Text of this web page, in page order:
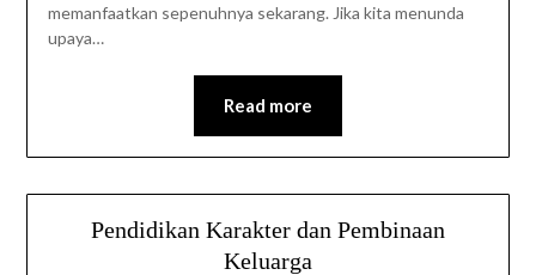
memanfaatkan sepenuhnya sekarang. Jika kita menunda
upaya…
Read more
Pendidikan Karakter dan Pembinaan
Keluarga